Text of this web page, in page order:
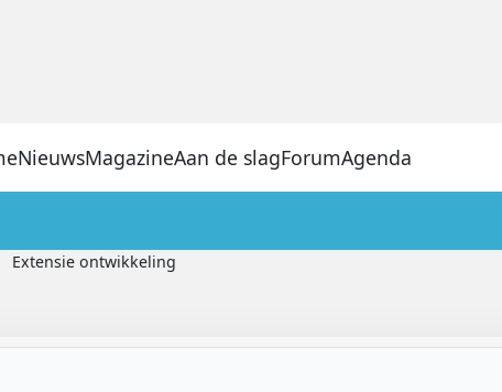
NieuwsMagazineAan de slagForumAgenda
Extensie ontwikkeling